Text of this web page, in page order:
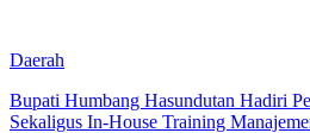
Daerah
Bupati Humbang Hasundutan Hadiri
Sekaligus In-House Training